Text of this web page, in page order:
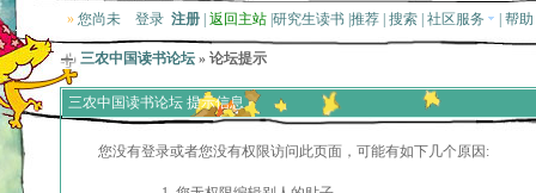
» 您尚未 登录 注册 返回主站 研究生读书 推荐 搜索 社区服务 帮助
三农中国读书论坛 » 论坛提示
三农中国读书论坛 提示信息
您没有登录或者您没有权限访问此页面，可能有如下几个原因: